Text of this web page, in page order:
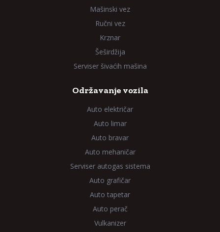
Mašinski vez
Ručni vez
Krznar
Šeširdžija
Serviser šivaćih mašina
Održavanje vozila
Auto električar
Auto limar
Auto bravar
Auto mehaničar
Serviser autogas sistema
Auto grafičar
Auto tapetar
Auto perač
Vulkanizer